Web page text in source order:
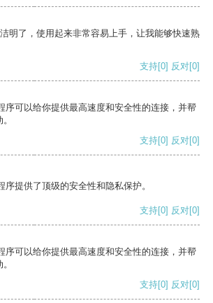
明了，使用起来非常容易上手，让我能够快速熟
支持[0] 反对[0]
序可以给你提供最高速度和安全性的连接，并帮
支持[0] 反对[0]
提供了顶级的安全性和隐私保护。
支持[0] 反对[0]
序可以给你提供最高速度和安全性的连接，并帮
支持[0] 反对[0]